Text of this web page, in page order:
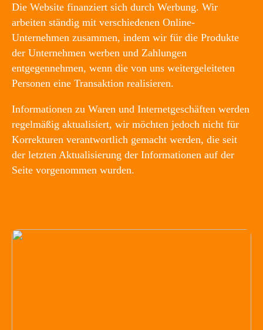
Die Website finanziert sich durch Werbung. Wir
arbeiten ständig mit verschiedenen Online-
Unternehmen zusammen, indem wir für die Produkte
der Unternehmen werben und Zahlungen
entgegennehmen, wenn die von uns weitergeleiteten
Personen eine Transaktion realisieren.
Informationen zu Waren und Internetgeschäften werden
regelmäßig aktualisiert, wir möchten jedoch nicht für
Korrekturen verantwortlich gemacht werden, die seit
der letzten Aktualisierung der Informationen auf der
Seite vorgenommen wurden.